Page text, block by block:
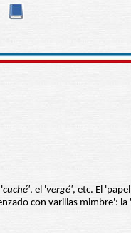
cuché', el 'vergé', etc. El
con varillas mimbre': la '